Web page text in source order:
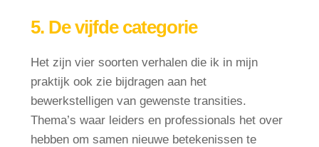
5. De vijfde categorie
Het zijn vier soorten verhalen die ik in mijn
praktijk ook zie bijdragen aan het
bewerkstelligen van gewenste transities.
Thema’s waar leiders en professionals het over
hebben om samen nieuwe betekenissen te